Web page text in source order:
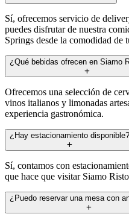
Sí, ofrecemos servicio de
puedes disfrutar de nuestra
Springs desde la comodidad de
¿Qué bebidas ofrecen en Siamo
Ofrecemos una selección de
vinos italianos y limonadas
experiencia gastronómica.
¿Hay estacionamiento disponible?
Sí, contamos con
que hace que visitar Siamo
¿Puedo reservar una mesa con